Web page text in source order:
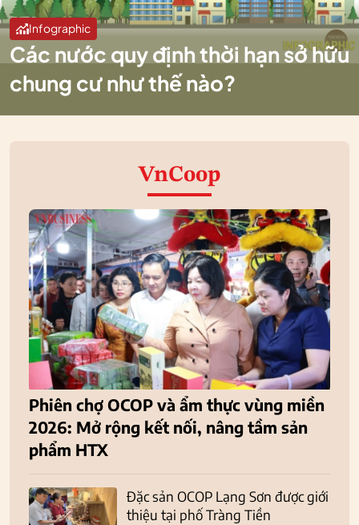
Infographic
Các nước quy định thời hạn sở hữu
chung cư như thế nào?
VnCoop
Phiên chợ OCOP và ẩm thực vùng miền
2026: Mở rộng kết nối, nâng tầm sản
phẩm HTX
Đặc sản OCOP Lạng Sơn được giới
thiệu tại phố Tràng Tiền